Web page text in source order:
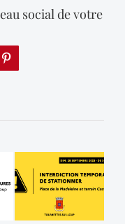
social de votre